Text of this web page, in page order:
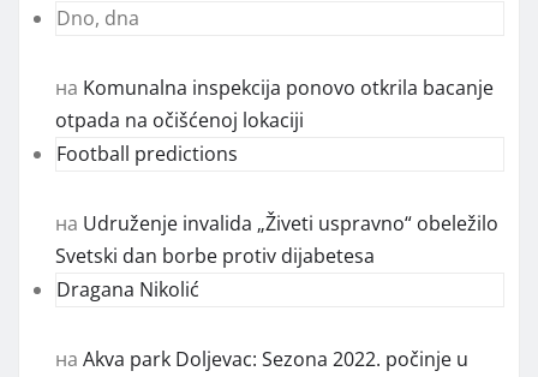
Dno, dna
на Komunalna inspekcija ponovo otkrila bacanje
otpada na očišćenoj lokaciji
Football predictions
на Udruženje invalida „Živeti uspravno“ obeležilo
Svetski dan borbe protiv dijabetesa
Dragana Nikolić
на Akva park Doljevac: Sezona 2022. počinje u